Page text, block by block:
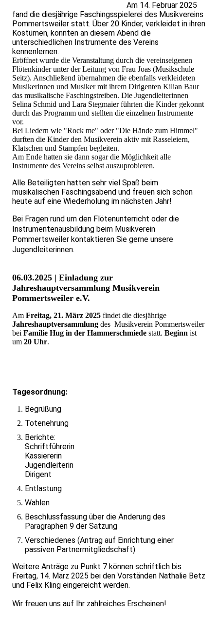
Am 14. Februar 2025
fand die diesjährige Faschingsspielerei des Musikvereins
Pommertsweiler statt. Über 20 Kinder, verkleidet in ihren
Kostümen, konnten an diesem Abend die
unterschiedlichen Instrumente des Vereins
kennenlernen.
Eröffnet wurde die Veranstaltung durch die vereinseigenen
Flötenkinder unter der Leitung von Frau Joas (Musikschule
Seitz). Anschließend übernahmen die ebenfalls verkleideten
Musikerinnen und Musiker mit ihrem Dirigenten Kilian Baur
das musikalische Faschingstreiben. Die Jugendleiterinnen
Selina Schmid und Lara Stegmaier führten die Kinder gekonnt
durch das Programm und stellten die einzelnen Instrumente
vor.
Bei Liedern wie "Rock me" oder "Die Hände zum Himmel"
durften die Kinder den Musikverein aktiv mit Rasseleiern,
Klatschen und Stampfen begleiten.
Am Ende hatten sie dann sogar die Möglichkeit alle
Instrumente des Vereins selbst auszuprobieren.
Alle Beteiligten hatten sehr viel Spaß beim
musikalischen Faschingsabend und freuen sich schon
heute auf eine Wiederholung im nächsten Jahr!
Bei Fragen rund um den Flötenunterricht oder die
Instrumentenausbildung beim Musikverein
Pommertsweiler kontaktieren Sie gerne unsere
Jugendleiterinnen.
06.03.2025 | Einladung zur
Jahreshauptversammlung Musikverein
Pommertsweiler e.V.
Am Freitag, 21. März 2025 findet die diesjährige
Jahreshauptversammlung des Musikverein Pommertsweiler
bei Familie Hug in der Hammerschmiede statt. Beginn ist
um 20 Uhr.
Tagesordnung:
Begrüßung
Totenehrung
Berichte:
Schriftführerin
Kassiererin
Jugendleiterin
Dirigent
Entlastung
Wahlen
Beschlussfassung über die Änderung des
Paragraphen 9 der Satzung
Verschiedenes (Antrag auf Einrichtung einer
passiven Partnermitgliedschaft)
Weitere Anträge zu Punkt 7 können schriftlich bis
Freitag, 14. März 2025 bei den Vorständen Nathalie Betz
und Felix Kling eingereicht werden.
Wir freuen uns auf Ihr zahlreiches Erscheinen!